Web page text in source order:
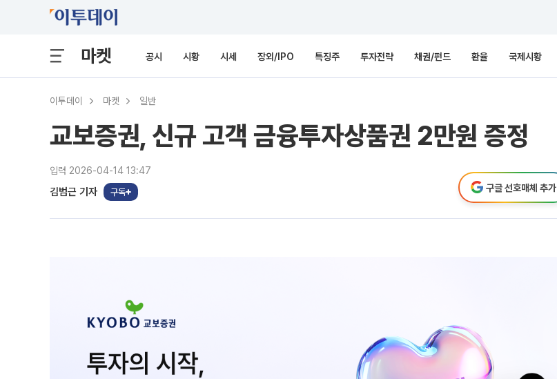
마켓 공시 시황 시세 장외/IPO 특징주 투자전략 채권/펀드 환율 국제시황
이투데이 마켓 일반
교보증권, 신규 고객 금융투자상품권 2만원 증정
입력 2026-04-14 13:47
김범근 기자 구독 구글 선호매체 추가